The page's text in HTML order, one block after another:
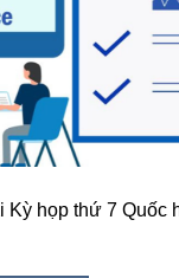
họp thứ 7 Quốc